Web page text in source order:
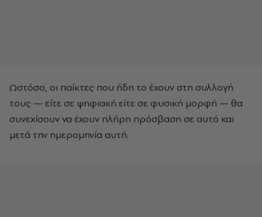
Ωστόσο, οι παίκτες που ήδη το έχουν στη συλλογή
τους — είτε σε ψηφιακή είτε σε φυσική μορφή — θα
συνεχίσουν να έχουν πλήρη πρόσβαση σε αυτό και
μετά την ημερομηνία αυτή.